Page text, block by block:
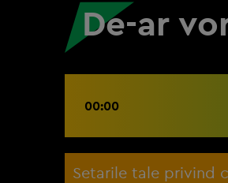
De-ar
00:00
Setarile tale privind